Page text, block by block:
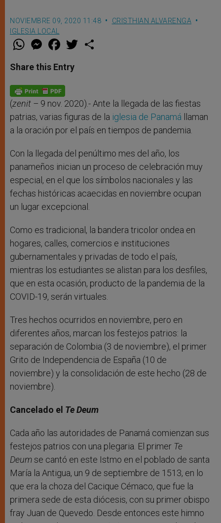
NOVIEMBRE 09, 2020 11:48
CRISTHIAN ALVARENGA
IGLESIA LOCAL
W
t
s
p
p
M
e
s
e
g
e
r
F
a
e
b
o
k
w
Share this Entry
(zenit – 9 nov. 2020).- Ante la llegada de las fiestas
patrias, varias figuras de la iglesia de Panamá llaman
a la oración por el país en tiempos de pandemia.
Con la llegada del penúltimo mes del año, los
panameños inician un proceso de celebración muy
especial, en el que los símbolos nacionales y las
fechas históricas acaecidas en noviembre ocupan
un lugar excepcional.
Como es tradicional, la bandera tricolor ondea en
hogares, calles, comercios e instituciones
gubernamentales y privadas de todo el país,
mientras los estudiantes se alistan para los desfiles,
que en esta ocasión, producto de la pandemia de la
COVID-19, serán virtuales.
Tres hechos ocurridos en noviembre, pero en
diferentes años, marcan los festejos patrios: la
separación de Colombia (3 de noviembre), el primer
Grito de Independencia de España (10 de
noviembre) y la consolidación de este hecho (28 de
noviembre).
Cancelado el Te Deum
Cada año las autoridades de Panamá comienzan sus
festejos patrios con una plegaria. El primer Te
Deumse cantó en este Istmo en el poblado de santa
María la Antigua, un 9 de septiembre de 1513, en lo
que era la choza del Cacique Cémaco, que fue la
primera sede de esta diócesis, con su primer obispo
fray Juan de Quevedo. Desde entonces este himno